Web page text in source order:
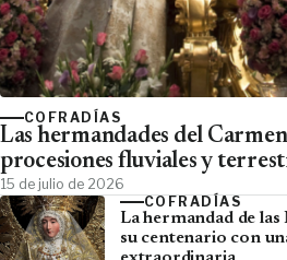
COFRADÍAS
Las hermandades del
procesiones fluviales y
15 de julio de 2026
COFRADÍAS
La hermandad de
su centenario con